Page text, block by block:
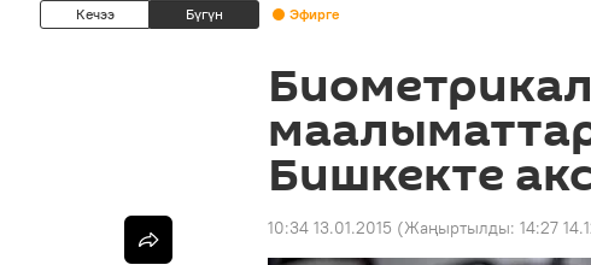
Кечээ Бүгүн Эфирге
Бишкекте
10:34 13.01.2015 (Жаңыртылды: 14:27